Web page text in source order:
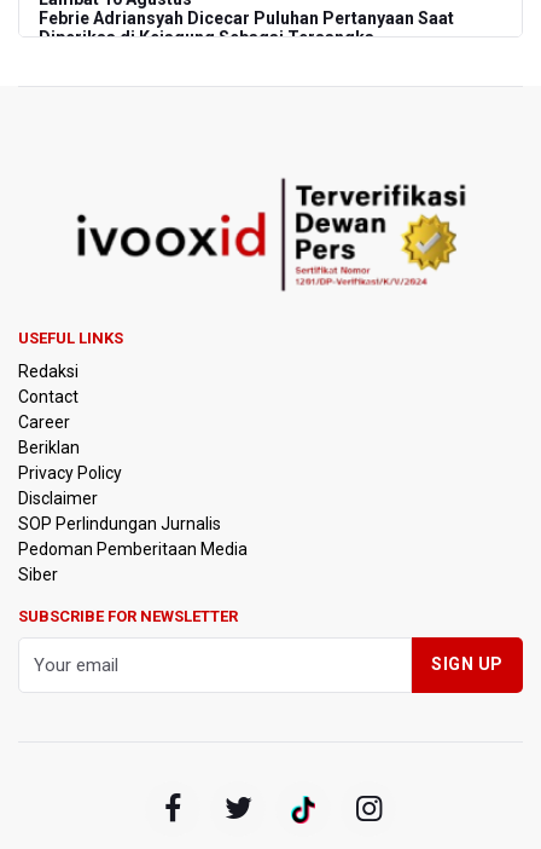
Febrie Adriansyah Dicecar Puluhan Pertanyaan Saat
Diperiksa di Kejagung Sebagai Tersangka
SEA V Cup 2026: Timnas Voli Putri Indonesia Menang
Lawan Vietnam 3-2
Kebakaran Landa Gedung Bapenda DKI Jakarta
PSSI Evaluasi TImnas Indonesia Setelah Gagal Tembus
Ditahan Imbang Singapura 1-1
Pemerintah Matangkan Rencana Pembaruan Buku Ajar
Nasional
Pendakian Gunung Gede Pangrango Ditutup karena
Indonesia
USEFUL LINKS
Redaksi
Contact
Career
Beriklan
Privacy Policy
Disclaimer
SOP Perlindungan Jurnalis
Pedoman Pemberitaan Media
Siber
SUBSCRIBE FOR NEWSLETTER